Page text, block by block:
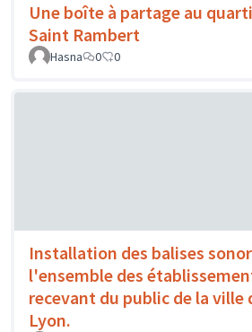
Une boîte à partage au
Saint Rambert
Hasna
0 0
Installation des balises
l'ensemble des
recevant du public de la ville
Lyon.